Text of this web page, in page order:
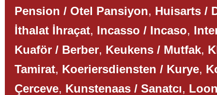
Pension / Otel Pansiyon, Huisarts /
İthalat İhraçat, Incasso / Incaso,
Kuaför / Berber, Keukens / Mutfak,
Tamirat, Koeriersdiensten / Kurye,
Çerceve, Kunstenaas / Sanatcı,